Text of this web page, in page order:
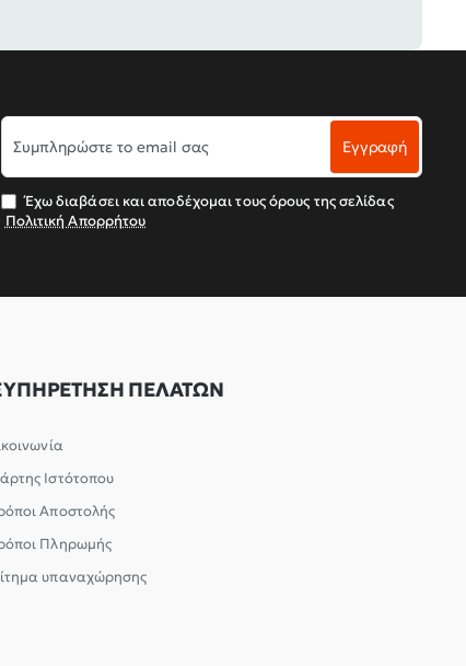
Συμπληρώστε
το
email
σας
Εγγραφή
Έχω διαβάσει και αποδέχομαι τους όρους της σελίδας
Πολιτική Απορρήτου
ΠΕΛΑΤΩΝ
Ιστότοπου
Αποστολής
Πληρωμής
υπαναχώρησης